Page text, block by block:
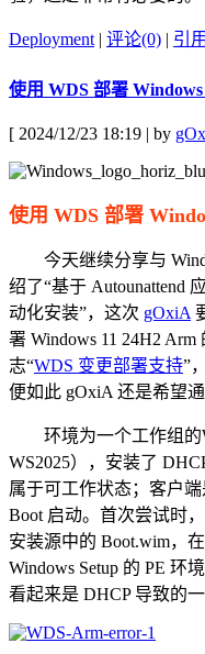
Deployment| 评论(0) 引
使用 WDS 部署
[ 2024/12/23 18:19 | by
使用 WDS 部署
今天继续分享与
绍了“基于 Autounattend
动化安装”，这次 gOxiA
署 Windows 11 24H2
志“WDS 变更部署支持”
便如此 gOxiA 还是希望
环境为一个工作组的
WS2025），安装了
属于可工作状态；客户
Boot 启动。首次尝试时
安装源中的 Boot.wim，
Windows Setup 的 PE 环
看起来是 DHCP 导致的一